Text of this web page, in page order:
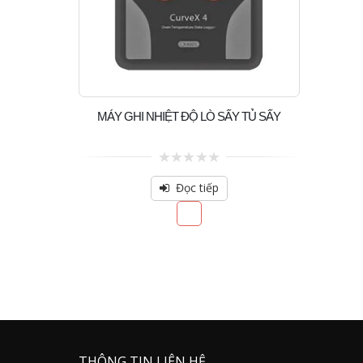
MÁY GHI NHIỆT ĐỘ LÒ SẤY TỦ SẤY
0
out
of
Đọc tiếp